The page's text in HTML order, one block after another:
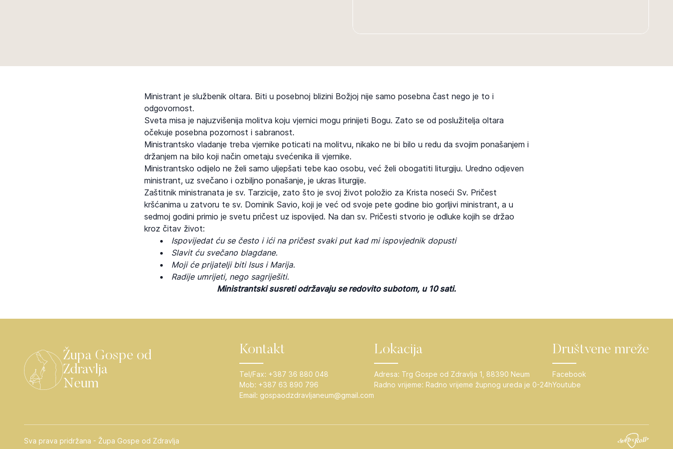
Ministrant je službenik oltara. Biti u posebnoj blizini Božjoj nije samo posebna čast nego je to i
odgovornost.
Sveta misa je najuzvišenija molitva koju vjernici mogu prinijeti Bogu. Zato se od poslužitelja oltara
očekuje posebna pozornost i sabranost.
Ministrantsko vladanje treba vjernike poticati na molitvu, nikako ne bi bilo u redu da svojim ponašanjem i
držanjem na bilo koji način ometaju svećenika ili vjernike.
Ministrantsko odijelo ne želi samo uljepšati tebe kao osobu, već želi obogatiti liturgiju. Uredno odjeven
ministrant, uz svečano i ozbiljno ponašanje, je ukras liturgije.
Zaštitnik ministranata je sv. Tarzicije, zato što je svoj život položio za Krista noseći Sv. Pričest
kršćanima u zatvoru te sv. Dominik Savio, koji je već od svoje pete godine bio gorljivi ministrant, a u
sedmoj godini primio je svetu pričest uz ispovijed. Na dan sv. Pričesti stvorio je odluke kojih se držao
kroz čitav život:
Ispovijedat ću se često i ići na pričest svaki put kad mi ispovjednik dopusti
Slavit ću svečano blagdane.
Moji će prijatelji biti Isus i Marija.
Radije umrijeti, nego sagriješiti.
Ministrantski susreti održavaju se redovito subotom, u 10 sati.
Župa Gospe od
Zdravlja
Neum
Kontakt
Tel/Fax: +387 36 880 048
Mob: +387 63 890 796
Email: gospaodzdravljaneum@gmail.com
Lokacija
Adresa: Trg Gospe od Zdravlja 1, 88390 Neum
Radno vrijeme: Radno vrijeme župnog ureda je 0-24h
Društvene mreže
Facebook
Youtube
Sva prava pridržana - Župa Gospe od Zdravlja